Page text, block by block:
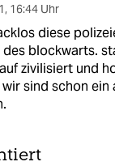
, 16:44 Uhr
diese
des blockwarts.
zivilisiert und
sind schon ein